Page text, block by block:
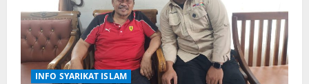
INFO SYARIKAT ISLAM